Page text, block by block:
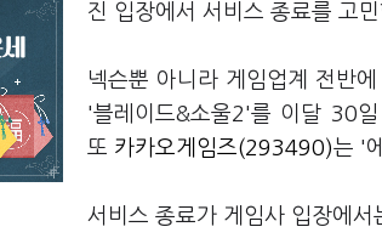
진 입장에서 서비스 종료를 고
넥슨뿐 아니라 게임업계 전반
'블레이드&소울2'를 이달 30
또 카카오게임즈(293490)는 '
서비스 종료가 게임사 입장에